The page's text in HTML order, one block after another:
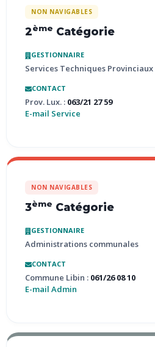
NON NAVIGABLES
2ème Catégorie
GESTIONNAIRE
Services Techniques Provinciaux
CONTACT
Prov. Lux. : 063/21 27 59
E-mail Service
NON NAVIGABLES
3ème Catégorie
GESTIONNAIRE
Administrations communales
CONTACT
Commune Libin : 061/26 08 10
E-mail Admin